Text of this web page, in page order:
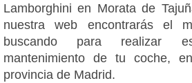
Lamborghini en Morata de
nuestra web encontrarás el
buscando para realizar
mantenimiento de tu coche,
provincia de Madrid.